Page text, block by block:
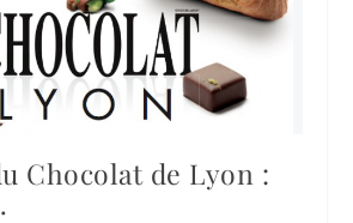
Chocolat de Lyon :